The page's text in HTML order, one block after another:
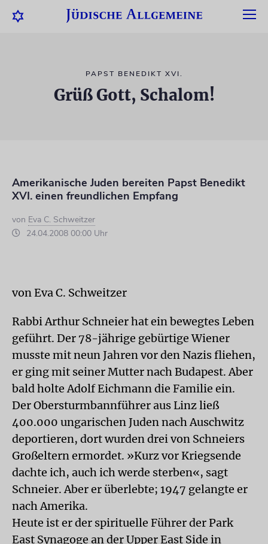
PAPST BENEDIKT XVI.
Grüß Gott, Schalom!
Amerikanische Juden bereiten Papst Benedikt
XVI. einen freundlichen Empfang
von Eva C. Schweitzer
24.04.2008 00:00 Uhr
von Eva C. Schweitzer
Rabbi Arthur Schneier hat ein bewegtes Leben
geführt. Der 78-jährige gebürtige Wiener
musste mit neun Jahren vor den Nazis fliehen,
er ging mit seiner Mutter nach Budapest. Aber
bald holte Adolf Eichmann die Familie ein.
Der Obersturmbannführer aus Linz ließ
400.000 ungarischen Juden nach Auschwitz
deportieren, dort wurden drei von Schneiers
Großeltern ermordet. »Kurz vor Kriegsende
dachte ich, auch ich werde sterben«, sagt
Schneier. Aber er überlebte; 1947 gelangte er
nach Amerika.
Heute ist er der spirituelle Führer der Park
East Synagoge an der Upper East Side in